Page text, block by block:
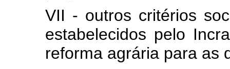
VII - outros critérios
estabelecidos pelo
reforma agrária para as